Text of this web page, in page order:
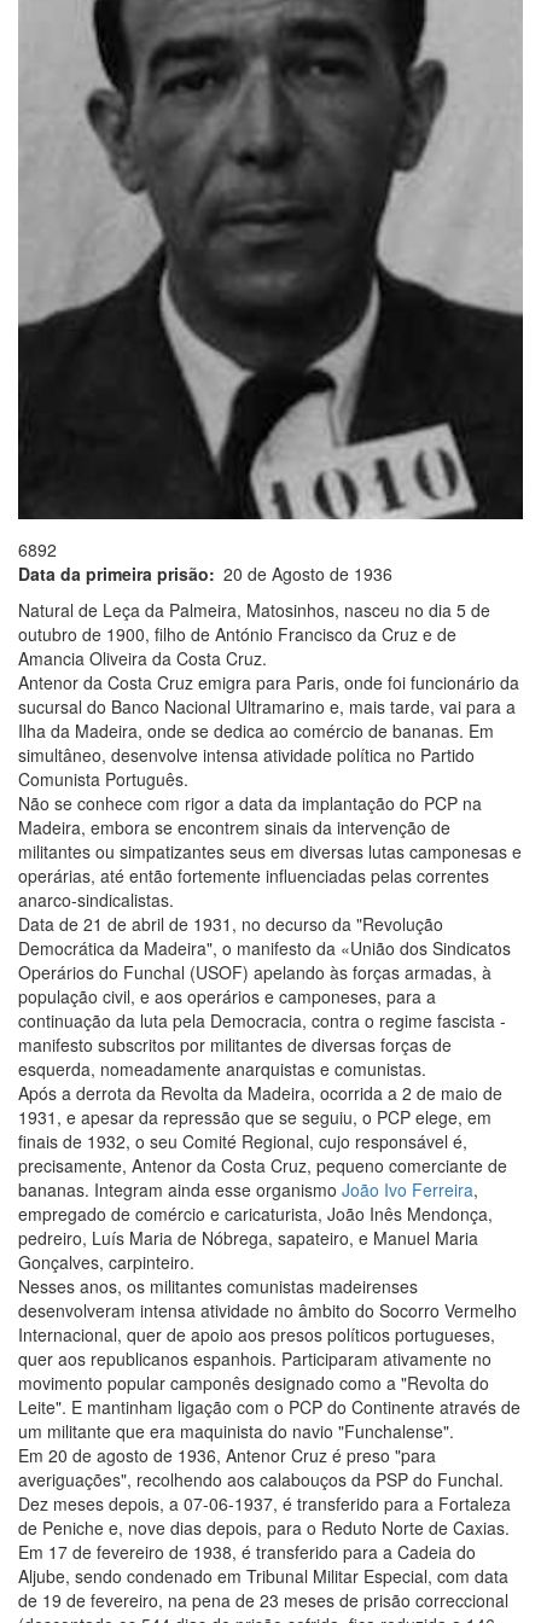
6892
Data da primeira prisão
20 de Agosto de 1936
Natural de Leça da Palmeira, Matosinhos, nasceu no dia 5 de
outubro de 1900, filho de António Francisco da Cruz e de
Amancia Oliveira da Costa Cruz.
Antenor da Costa Cruz emigra para Paris, onde foi funcionário da
sucursal do Banco Nacional Ultramarino e, mais tarde, vai para a
Ilha da Madeira, onde se dedica ao comércio de bananas. Em
simultâneo, desenvolve intensa atividade política no Partido
Comunista Português.
Não se conhece com rigor a data da implantação do PCP na
Madeira, embora se encontrem sinais da intervenção de
militantes ou simpatizantes seus em diversas lutas camponesas e
operárias, até então fortemente influenciadas pelas correntes
anarco-sindicalistas.
Data de 21 de abril de 1931, no decurso da "Revolução
Democrática da Madeira", o manifesto da «União dos Sindicatos
Operários do Funchal (USOF) apelando às forças armadas, à
população civil, e aos operários e camponeses, para a
continuação da luta pela Democracia, contra o regime fascista -
manifesto subscritos por militantes de diversas forças de
esquerda, nomeadamente anarquistas e comunistas.
Após a derrota da Revolta da Madeira, ocorrida a 2 de maio de
1931, e apesar da repressão que se seguiu, o PCP elege, em
finais de 1932, o seu Comité Regional, cujo responsável é,
precisamente, Antenor da Costa Cruz, pequeno comerciante de
bananas. Integram ainda esse organismo João Ivo Ferreira,
empregado de comércio e caricaturista, João Inês Mendonça,
pedreiro, Luís Maria de Nóbrega, sapateiro, e Manuel Maria
Gonçalves, carpinteiro.
Nesses anos, os militantes comunistas madeirenses
desenvolveram intensa atividade no âmbito do Socorro Vermelho
Internacional, quer de apoio aos presos políticos portugueses,
quer aos republicanos espanhois. Participaram ativamente no
movimento popular camponês designado como a "Revolta do
Leite". E mantinham ligação com o PCP do Continente através de
um militante que era maquinista do navio "Funchalense".
Em 20 de agosto de 1936, Antenor Cruz é preso "para
averiguações", recolhendo aos calabouços da PSP do Funchal.
Dez meses depois, a 07-06-1937, é transferido para a Fortaleza
de Peniche e, nove dias depois, para o Reduto Norte de Caxias.
Em 17 de fevereiro de 1938, é transferido para a Cadeia do
Aljube, sendo condenado em Tribunal Militar Especial, com data
de 19 de fevereiro, na pena de 23 meses de prisão correccional